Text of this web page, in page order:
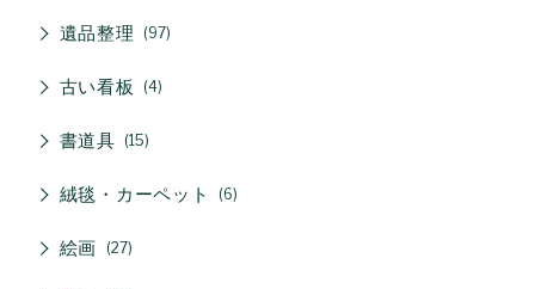
遺品整理 97
古い看板 4
書道具 15
絨毯・カーペット 6
絵画 27